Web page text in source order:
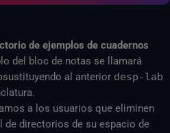
de ejemplos de cuadernos
del bloc de notas se llamará
sustituyendo al anterior desp-lab
a los usuarios que eliminen
de directorios de su espacio de